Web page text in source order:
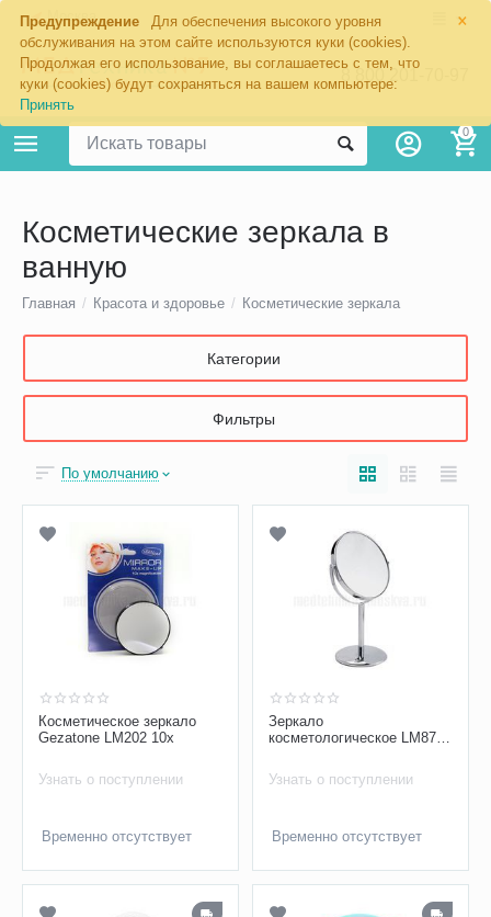
×
Предупреждение
Для обеспечения высокого уровня
обслуживания на этом сайте используются куки (cookies).
Продолжая его использование, вы соглашаетесь с тем, что
куки (cookies) будут сохраняться на вашем компьютере:
Принять
Москва
8 800 201-70-97
0
Косметические зеркала в
ванную
Главная / Красота и здоровье / Косметические зеркала
Категории
Фильтры
По умолчанию
Косметическое зеркало
Gezatone LM202 10х
Узнать о поступлении
Временно отсутствует
Зеркало
косметологическое LM874
увеличением
Узнать о поступлении
Временно отсутствует